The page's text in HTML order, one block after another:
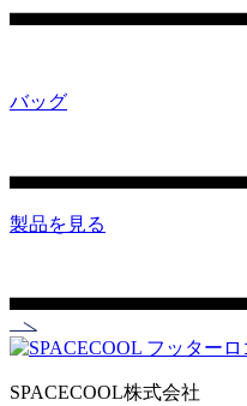
バッグ
製品を見る
SPACECOOL株式会社